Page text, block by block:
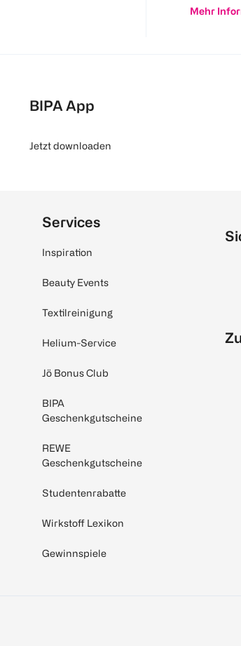
Mehr
BIPA App
Jetzt downloaden
Services
Inspiration
Beauty Events
Textilreinigung
Helium-Service
Jö Bonus Club
BIPA
Geschenkgutscheine
REWE
Geschenkgutscheine
Studentenrabatte
Wirkstoff Lexikon
Gewinnspiele